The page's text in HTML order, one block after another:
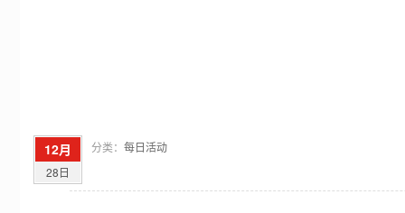
12月
28日
分类： 每日活动